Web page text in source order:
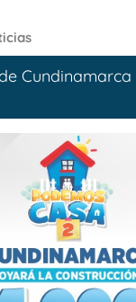
Cundinamarca